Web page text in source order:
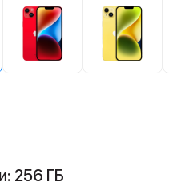
256 ГБ